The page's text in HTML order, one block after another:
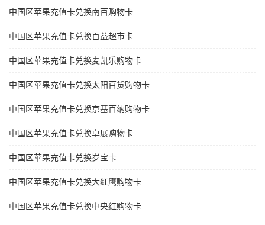
中国区苹果充值卡兑换南百购物卡
中国区苹果充值卡兑换百益超市卡
中国区苹果充值卡兑换麦凯乐购物卡
中国区苹果充值卡兑换太阳百货购物卡
中国区苹果充值卡兑换京基百纳购物卡
中国区苹果充值卡兑换卓展购物卡
中国区苹果充值卡兑换岁宝卡
中国区苹果充值卡兑换大红鹰购物卡
中国区苹果充值卡兑换中央红购物卡